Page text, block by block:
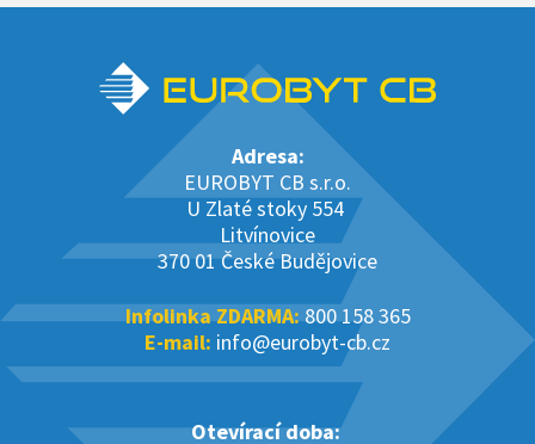
Adresa:
EUROBYT CB s.r.o.
U Zlaté stoky 554
Litvínovice
370 01 České Budějovice
Infolinka ZDARMA:800 158 365
E-mail: info@eurobyt-cb.cz
Otevírací doba: